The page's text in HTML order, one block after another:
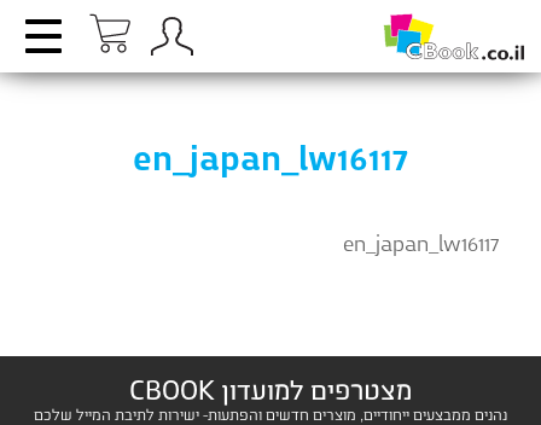
en_japan_lw16117
en_japan_lw16117
מצטרפים למועדון CBOOK
נהנים ממבצעים ייחודיים, מוצרים חדשים והפתעות- ישירות לתיבת המייל שלכם